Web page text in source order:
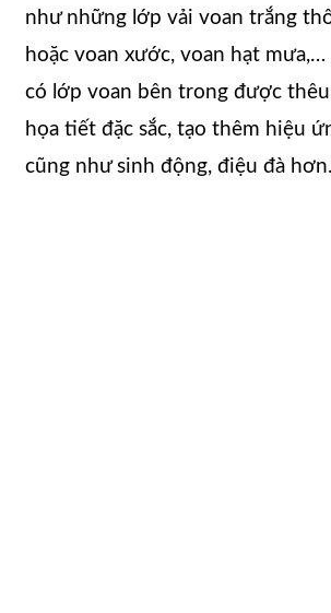
như những lớp vải voan trắng
hoặc voan xước, voan hạt mưa,…
có lớp voan bên trong được thêu
họa tiết đặc sắc, tạo thêm hiệu
cũng như sinh động, điệu đà hơn.